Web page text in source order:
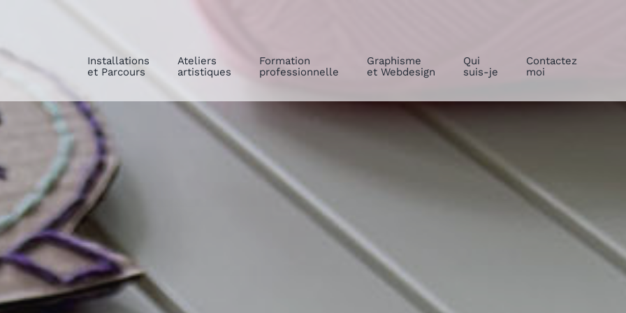
Installations
et Parcours
Ateliers
artistiques
Formation
professionnelle
Graphisme
et Webdesign
Qui
suis-je
Contactez
moi